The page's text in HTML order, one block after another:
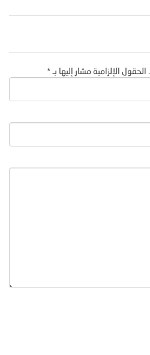
الإلزامية مشار إليها بـ *